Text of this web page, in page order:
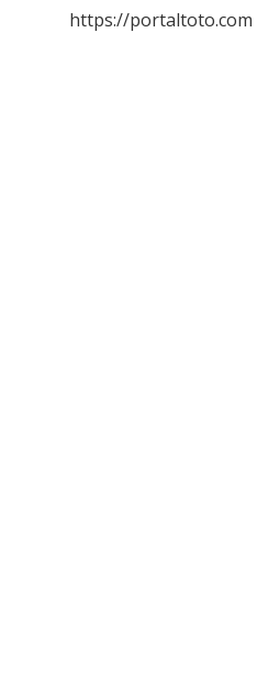
https://portaltoto.com